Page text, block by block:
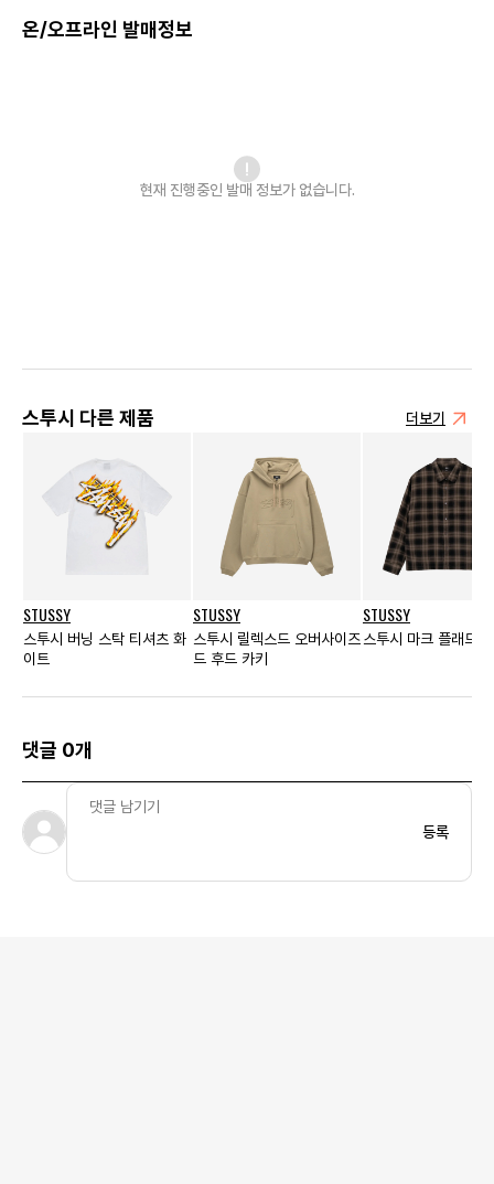
온/오프라인 발매정보
현재 진행중인 발매 정보가 없습니다.
스투시 다른 제품 더보기
STUSSY
스투시 버닝 스탁 티셔츠 화
이트
STUSSY
스투시 릴렉스드 오버사이즈
드 후드 카키
STUSSY
스투시 마크 플래드
댓글 0개
등록